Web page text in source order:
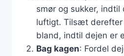
smør og sukker, indtil
luftigt. Tilsæt derefter
bland, indtil dejen er
Bag kagen: Fordel